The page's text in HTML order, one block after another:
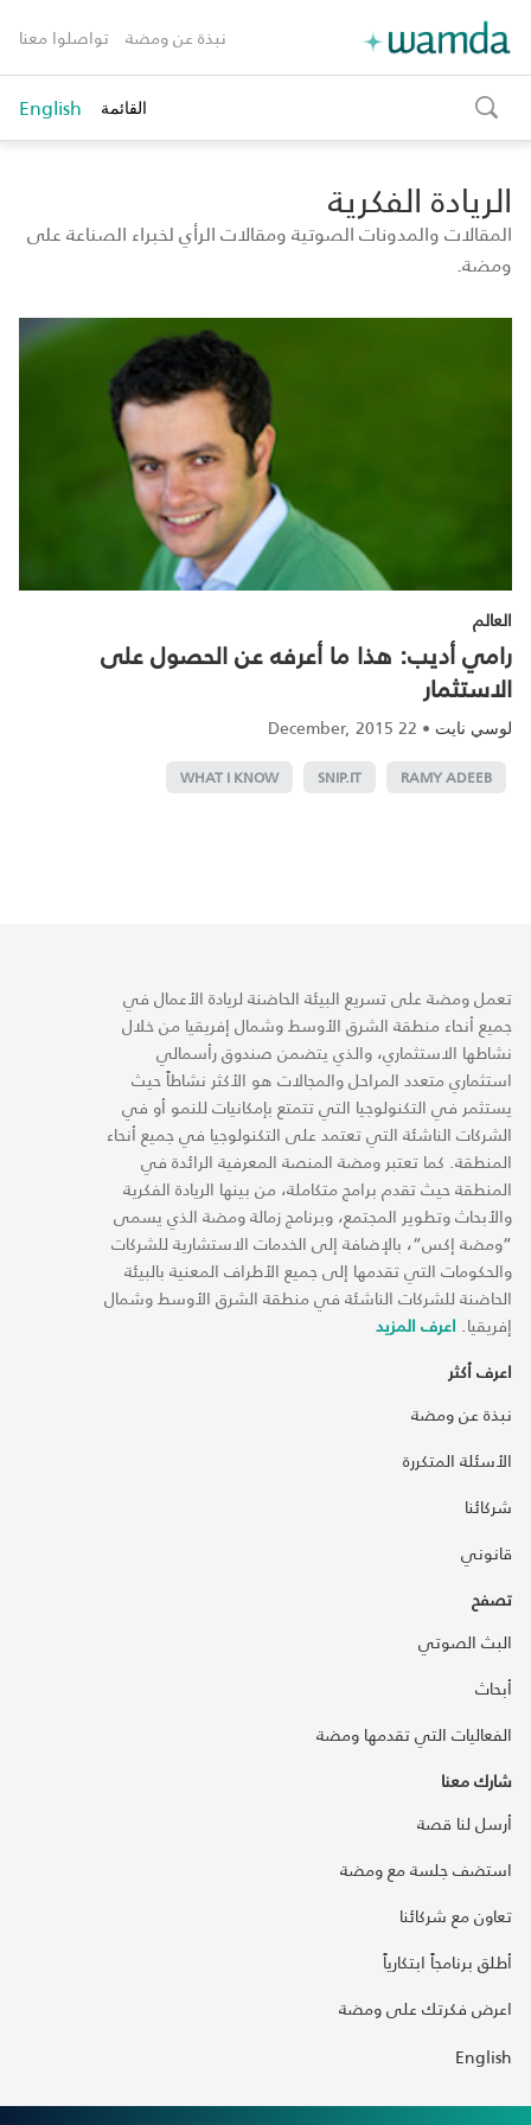
نبذة عن ومضة تواصلوا معنا
toggle
search
القائمة English
الريادة الفكرية
المقالات والمدونات الصوتية ومقالات الرأي لخبراء الصناعة على
ومضة.
العالم
رامي أديب: هذا ما أعرفه عن الحصول على
الاستثمار
لوسي نايت •
22 December, 2015
RAMY ADEEB
SNIP.IT
WHAT I KNOW
تعمل ومضة على تسريع البيئة الحاضنة لريادة الأعمال في
جميع أنحاء منطقة الشرق الأوسط وشمال إفريقيا من خلال
نشاطها الاستثماري، والذي يتضمن صندوق رأسمالي
استثماري متعدد المراحل والمجالات هو الأكثر نشاطاً حيث
يستثمر في التكنولوجيا التي تتمتع بإمكانيات للنمو أو في
الشركات الناشئة التي تعتمد على التكنولوجيا في جميع أنحاء
المنطقة. كما تعتبر ومضة المنصة المعرفية الرائدة في
المنطقة حيث تقدم برامج متكاملة، من بينها الريادة الفكرية
والأبحاث وتطوير المجتمع، وبرنامج زمالة ومضة الذي يسمى
“ومضة إكس“، بالإضافة إلى الخدمات الاستشارية للشركات
والحكومات التي تقدمها إلى جميع الأطراف المعنية بالبيئة
الحاضنة للشركات الناشئة في منطقة الشرق الأوسط وشمال
إفريقيا. اعرف المزيد
اعرف أكثر
نبذة عن ومضة
الأسئلة المتكررة
شركائنا
قانوني
تصفح
البث الصوتي
أبحاث
الفعاليات التي تقدمها ومضة
شارك معنا
أرسل لنا قصة
استضف جلسة مع ومضة
تعاون مع شركائنا
أطلق برنامجاً ابتكارياً
اعرض فكرتك على ومضة
English